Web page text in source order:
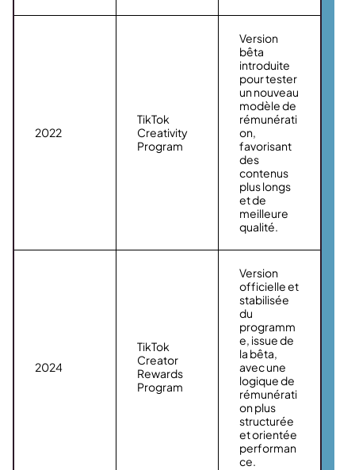
2022
TikTok
Creativity
Program
Version
bêta
introduite
pour tester
un nouveau
modèle de
rémunérati
on,
favorisant
des
contenus
plus longs
et de
meilleure
qualité.
2024
TikTok
Creator
Rewards
Program
Version
officielle et
stabilisée
du
programm
e, issue de
la bêta,
avec une
logique de
rémunérati
on plus
structurée
et orientée
performan
ce.